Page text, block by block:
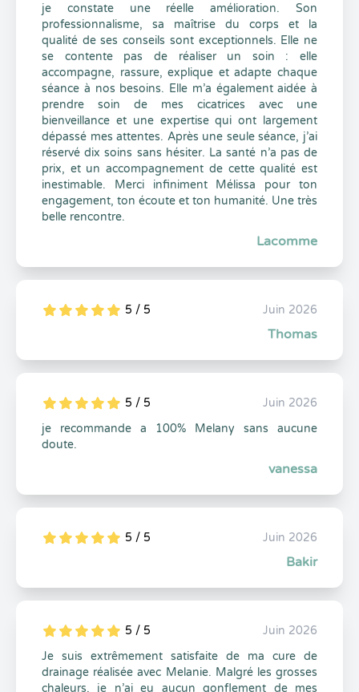
je constate une réelle amélioration. Son
professionnalisme, sa maîtrise du corps et la
qualité de ses conseils sont exceptionnels. Elle ne
se contente pas de réaliser un soin : elle
accompagne, rassure, explique et adapte chaque
séance à nos besoins. Elle m’a également aidée à
prendre soin de mes cicatrices avec une
bienveillance et une expertise qui ont largement
dépassé mes attentes. Après une seule séance, j’ai
réservé dix soins sans hésiter. La santé n’a pas de
prix, et un accompagnement de cette qualité est
inestimable. Merci infiniment Mélissa pour ton
engagement, ton écoute et ton humanité. Une très
belle rencontre.
Lacomme
5
1
5
0 5 / 5 Juin 2026
Thomas
5
1
5
0 5 / 5
Juin 2026
je recommande a 100% Melany sans aucune
doute.
vanessa
5
1
5
0 5 / 5 Juin 2026
Bakir
5
1
5
0 5 / 5
Juin 2026
Je suis extrêmement satisfaite de ma cure de
drainage réalisée avec Melanie. Malgré les grosses
chaleurs, je n’ai eu aucun gonflement de mes